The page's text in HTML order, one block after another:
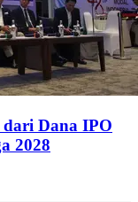
Dana IPO
2028